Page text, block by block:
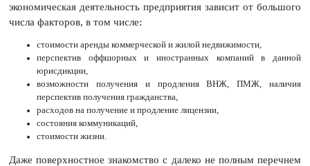
экономическая деятельность предприятия зависит от большого
числа факторов, в том числе:
стоимости аренды коммерческой и жилой недвижимости,
перспектив оффшорных и иностранных компаний в данной
юрисдикции,
возможности получения и продления ВНЖ, ПМЖ, наличия
перспектив получения гражданства,
расходов на получение и продление лицензии,
состояния коммуникаций,
стоимости жизни.
Даже поверхностное знакомство с далеко не полным перечнем